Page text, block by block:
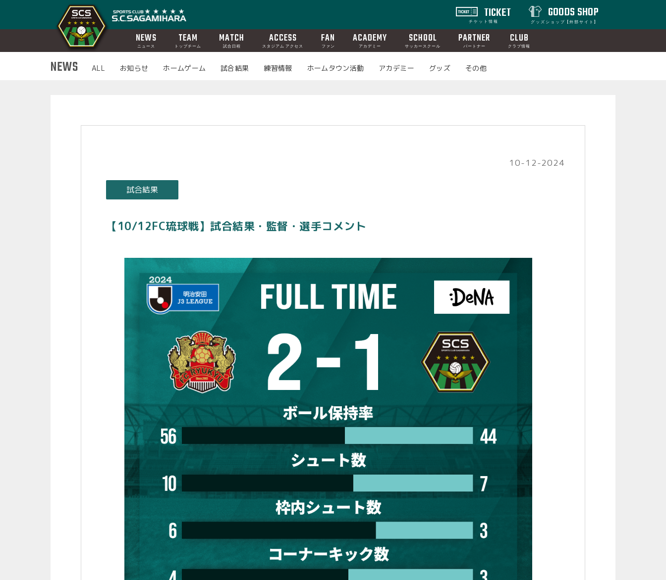
TICKET
チケット情報
GOODS SHOP
グッズショップ [外部サイト]
NEWS
ニュース
TEAM
トップチーム
MATCH
試合日程
ACCESS
スタジアム アクセス
FAN
ファン
ACADEMY
アカデミー
SCHOOL
サッカースクール
PARTNER
パートナー
CLUB
クラブ情報
NEWS ALL お知らせ ホームゲーム 試合結果 練習情報 ホームタウン活動 アカデミー グッズ その他
10-12-2024
試合結果
【10/12FC琉球戦】試合結果・監督・選手コメント